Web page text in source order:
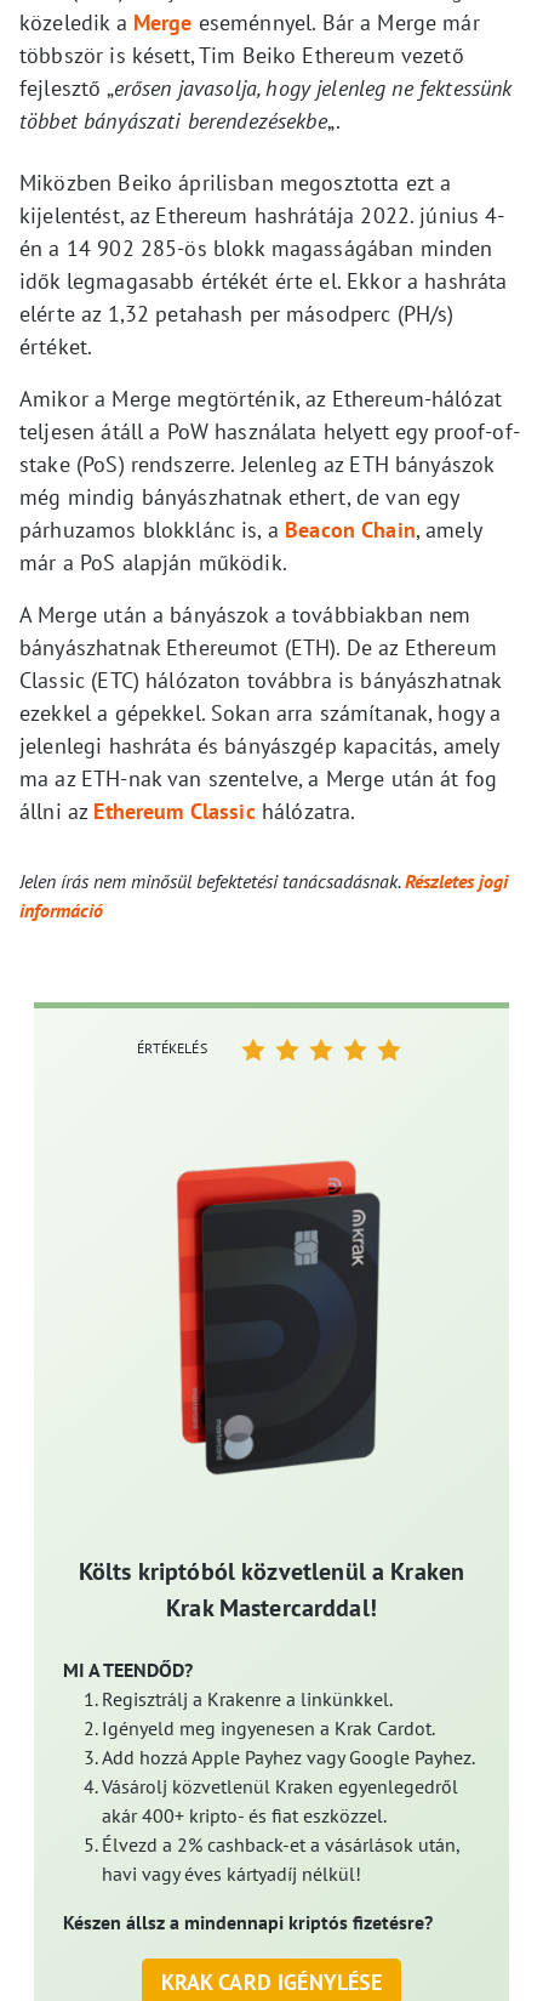
közeledik a Merge eseménnyel. Bár a Merge már
többször is késett, Tim Beiko Ethereum vezető
fejlesztő „erősen javasolja, hogy jelenleg ne fektessünk
többet bányászati berendezésekbe„.
Miközben Beiko áprilisban megosztotta ezt a
kijelentést, az Ethereum hashrátája 2022. június 4-
én a 14 902 285-ös blokk magasságában minden
idők legmagasabb értékét érte el. Ekkor a hashráta
elérte az 1,32 petahash per másodperc (PH/s)
értéket.
Amikor a Merge megtörténik, az Ethereum-hálózat
teljesen átáll a PoW használata helyett egy proof-of-
stake (PoS) rendszerre. Jelenleg az ETH bányászok
még mindig bányászhatnak ethert, de van egy
párhuzamos blokklánc is, a Beacon Chain, amely
már a PoS alapján működik.
A Merge után a bányászok a továbbiakban nem
bányászhatnak Ethereumot (ETH). De az Ethereum
Classic (ETC) hálózaton továbbra is bányászhatnak
ezekkel a gépekkel. Sokan arra számítanak, hogy a
jelenlegi hashráta és bányászgép kapacitás, amely
ma az ETH-nak van szentelve, a Merge után át fog
állni az Ethereum Classichálózatra.
Jelen írás nem minősül befektetési tanácsadásnak.Részletes jogi
információ
Költs kriptóból közvetlenül a Kraken
Krak Mastercarddal!
MI A TEENDŐD?
Regisztrálj a Krakenre a linkünkkel.
Igényeld meg ingyenesen a Krak Cardot.
Add hozzá Apple Payhez vagy Google Payhez.
Vásárolj közvetlenül Kraken egyenlegedről
akár 400+ kripto- és fiat eszközzel.
Élvezd a 2% cashback-et a vásárlások után,
havi vagy éves kártyadíj nélkül!
Készen állsz a mindennapi kriptós fizetésre?
KRAK CARD IGÉNYLÉSE
ÉRTÉKELÉS